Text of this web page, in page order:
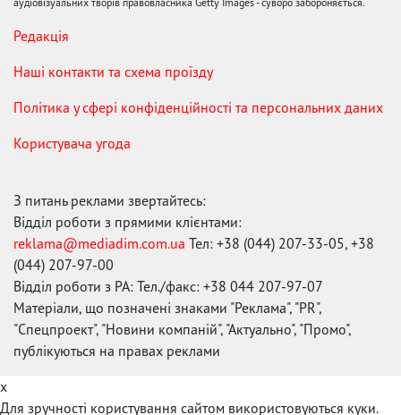
Редакція
Наші контакти та схема проїзду
Політика у сфері конфіденційності та персональних даних
Користувача угода
З питань реклами звертайтесь:
Відділ роботи з прямими клієнтами:
reklama@mediadim.com.ua Тел: +38 (044) 207-33-05, +38
(044) 207-97-00
Відділ роботи з РА: Тел./факс: +38 044 207-97-07
Матеріали, що позначені знаками "Реклама", "PR",
"Спецпроект", "Новини компаній", "Актуально", "Промо",
публікуються на правах реклами
x
Для зручності користування сайтом використовуються куки.